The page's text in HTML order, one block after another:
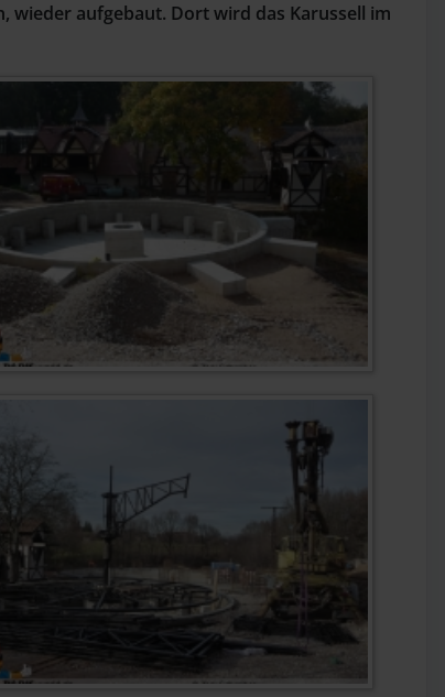
wieder aufgebaut. Dort wird das Karussell im